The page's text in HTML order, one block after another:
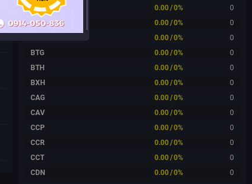
BBH
0.00/0%
0
BBS
0.00/0%
0
0.00/0%
0
BTG
0.00/0%
0
BTH
0.00/0%
0
BXH
0.00/0%
0
CAG
0.00/0%
0
CAV
0.00/0%
0
CCP
0.00/0%
0
CCR
0.00/0%
0
CCT
0.00/0%
0
CDN
0.00/0% 0